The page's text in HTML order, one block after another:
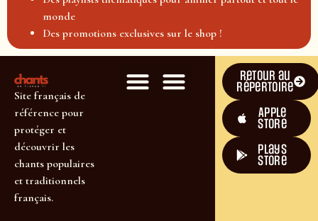
monde
Des promotions exclusives sur le shop !
Site français de
référence pour
protéger et
découvrir les
chants populaires
et traditionnels
français.
Retour au
répertoire
Apple
Store
plays
store